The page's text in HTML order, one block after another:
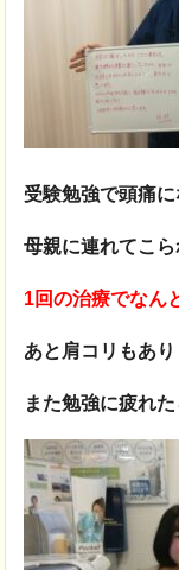
受験勉強で頭痛に
母親に連れてこら
1回の治療でなん
あと肩コリもあ
また勉強に疲れた